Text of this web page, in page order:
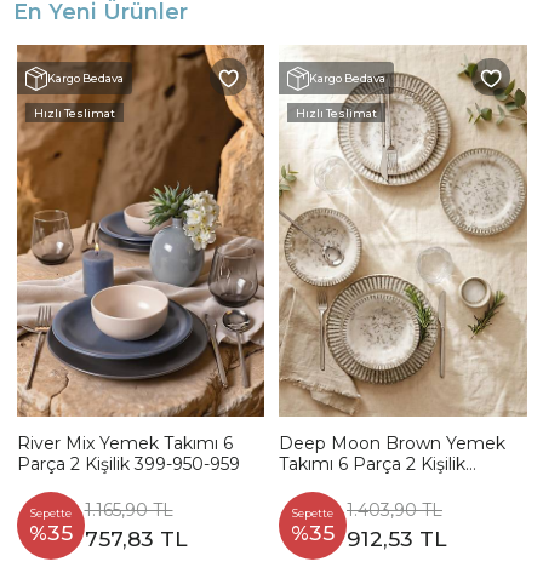
En Yeni Ürünler
Kargo Bedava
Hızlı Teslimat
River Mix Yemek Takımı 6
Parça 2 Kişilik 399-950-959
Sepette
%35
1.165,90 TL
757,83 TL
Kargo Bedava
Hızlı Teslimat
Deep Moon Brown Yemek
Takımı 6 Parça 2 Kişilik
Sepette
%35
1.403,90 TL
912,53 TL